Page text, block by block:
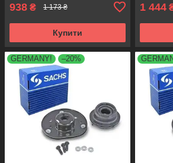
938 ₴ 1 173 ₴
Купити
1 444
GERMANY! –20%